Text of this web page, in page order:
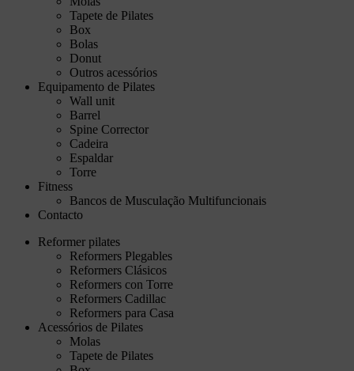
Tapete de Pilates
Box
Bolas
Donut
Outros acessórios
Equipamento de Pilates
Wall unit
Barrel
Spine Corrector
Cadeira
Espaldar
Torre
Fitness
Bancos de Musculação Multifuncionais
Contacto
Reformer pilates
Reformers Plegables
Reformers Clásicos
Reformers con Torre
Reformers Cadillac
Reformers para Casa
Acessórios de Pilates
Molas
Tapete de Pilates